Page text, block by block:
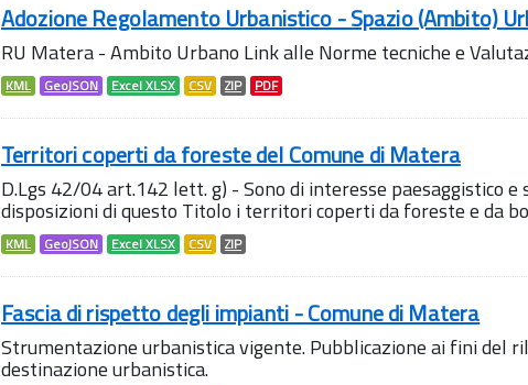
Adozione Regolamento Urbanistico - Spazio (Ambito)
RU Matera - Ambito Urbano Link alle Norme tecniche e
KML GeoJSON Excel XLSX CSV ZIP PDF
Territori coperti da foreste del Comune di Matera
D.Lgs 42/04 art.142 lett. g) - Sono di interesse paesaggistico
disposizioni di questo Titolo i territori coperti da foreste e da
KML GeoJSON Excel XLSX CSV ZIP
Fascia di rispetto degli impianti - Comune di Matera
Strumentazione urbanistica vigente. Pubblicazione ai fini del
destinazione urbanistica.